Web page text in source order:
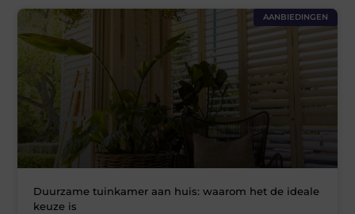
AANBIEDINGEN
Duurzame tuinkamer aan huis: waarom het de ideale
keuze is